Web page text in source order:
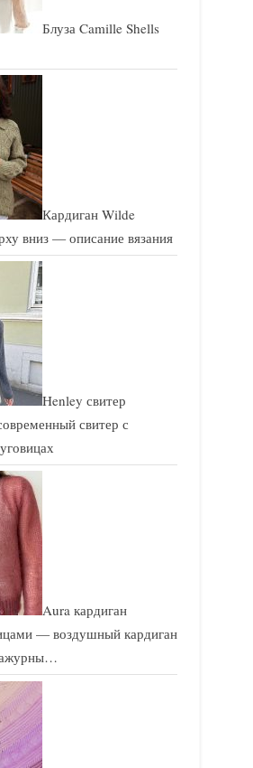
Блуза Camille Shells
Кардиган Wilde
вниз — описание вязания
Henley свитер
свитер с
Aura кардиган
— воздушный кардиган
ажурны…